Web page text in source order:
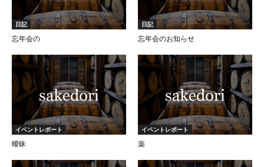
日記
忘年会の
日記
忘年会のお知らせ
イベントレポート
曖昧
イベントレポート
薬